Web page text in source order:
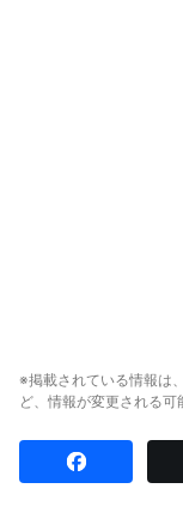
※掲載されている情報は
ど、情報が変更される可